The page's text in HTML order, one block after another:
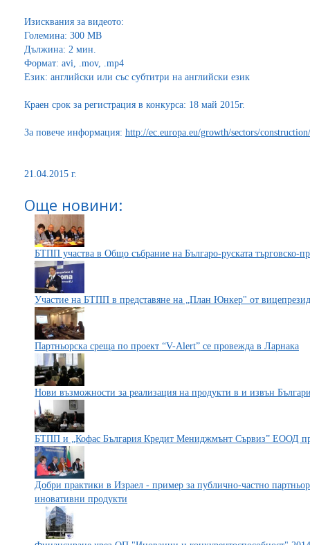
Изисквания за видеото:
Големина: 300 МВ
Дължина: 2 мин.
Формат: avi, .mov, .mp4
Език: английски или със субтитри на английски език
Краен срок за регистрация в конкурса: 18 май 2015г.
За повече информация: http://ec.europa.eu/growth/sectors/
21.04.2015 г.
Още новини:
БТПП участва в Общо събрание на Българо-руската търговско-
Участие на БТПП в представяне на „План Юнкер" от
Партньорска среща по проект “V-Alert” се провежда в Ларнака
Нови възможности за реализация на продукти в и извън
БТПП и „Кофас България Кредит Мениджмънт Сървиз” ЕООД
Добри практики в Израел - пример за публично-частно
иновативни продукти